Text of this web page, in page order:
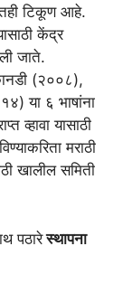
टिकूण आहे.
केंद्र
जाते.
(२००८),
या ६ भाषांना
व्हावा यासाठी
मराठी
खालील समिती
पठारेस्थापना